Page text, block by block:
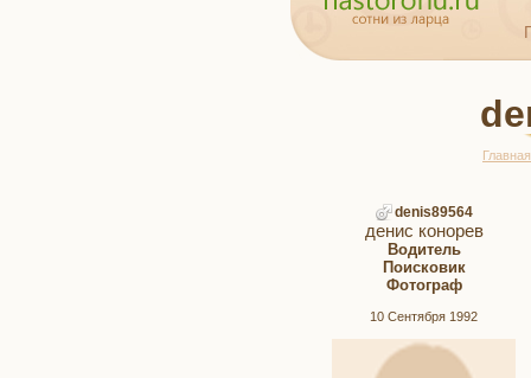
denis89564
денис конорев
Водитель
Поисковик
Фотограф
10 Сентября 1992